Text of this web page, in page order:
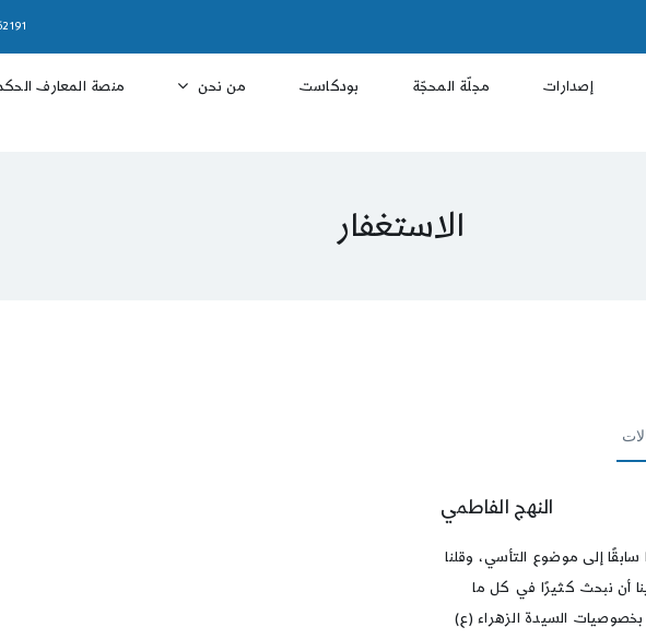
إصدارات مجلّة المحجّة بودكاست من نحن منصة المعارف
الاستغفار
النهج الفاطمي
سابقًا إلى موضوع التأسي، وقلنا
أن نبحث كثيرًا في كل ما
بخصوصيات السيدة الزهراء (ع)